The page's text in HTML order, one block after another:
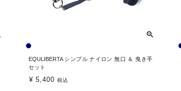
EQULIBERTA シンプル ナイロン 無口 ＆ 曳き手
セット
¥ 5,400 税込